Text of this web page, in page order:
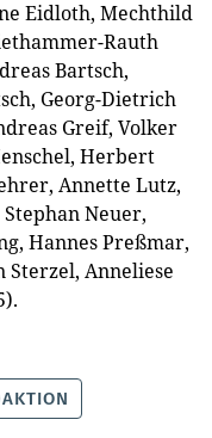
Eidloth, Mechthild
Rauth
Bartsch,
Georg-Dietrich
Greif, Volker
Herbert
Annette Lutz,
Neuer,
Hannes Preßmar,
Anneliese